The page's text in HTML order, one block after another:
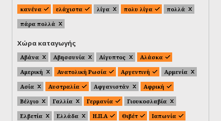
κανένα ελάχιστα λίγα πολυ λίγα
πολλά
πάρα πολλά
Χώρα καταγωγής
Αβάνα Αβησσυνία Αίγυπτος
Αλάσκα
Αμερική
Ανατολική Ρωσία Αργεντινή
Αρμενία
Ασία
Αυστραλία Αφγανιστάν
Αφρική
Βέλγιο
Γαλλία Γερμανία
Γιουκοσλαβία
Ελβετία
Ελλάδα Η.Π.Α Θιβέτ
Ιαπωνία